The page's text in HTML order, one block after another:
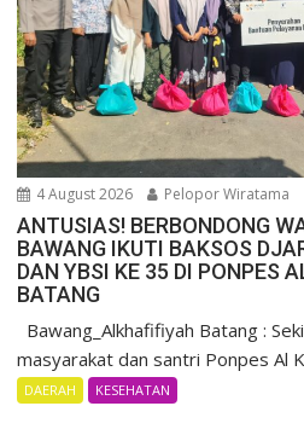
4 August 2026 Pelopor Wiratama
ANTUSIAS! BERBONDONG
BAWANG IKUTI BAKSOS
DAN YBSI KE 35 DI PONPES
BATANG
Bawang_Alkhafifiyah Batang :
masyarakat dan santri Ponpes Al
DAERAH KESEHATAN